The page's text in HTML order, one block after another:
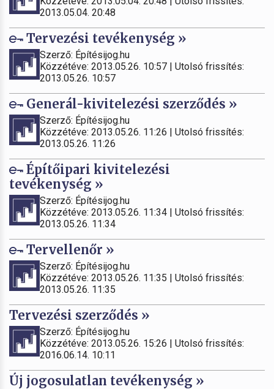
2013.05.04. 20:48
Tervezési tevékenység »
Szerző: Építésijog.hu
Közzétéve: 2013.05.26. 10:57 | Utolsó frissítés:
2013.05.26. 10:57
Generál-kivitelezési szerződés »
Szerző: Építésijog.hu
Közzétéve: 2013.05.26. 11:26 | Utolsó frissítés:
2013.05.26. 11:26
Építőipari kivitelezési
tevékenység »
Szerző: Építésijog.hu
Közzétéve: 2013.05.26. 11:34 | Utolsó frissítés:
2013.05.26. 11:34
Tervellenőr »
Szerző: Építésijog.hu
Közzétéve: 2013.05.26. 11:35 | Utolsó frissítés:
2013.05.26. 11:35
Tervezési szerződés »
Szerző: Építésijog.hu
Közzétéve: 2013.05.26. 15:26 | Utolsó frissítés:
2016.06.14. 10:11
Új jogosulatlan tevékenység »